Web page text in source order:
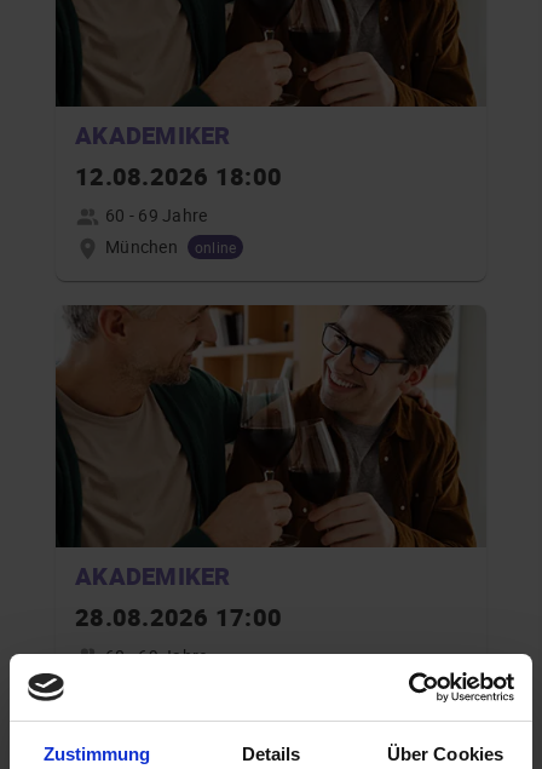
Zustimmung Details Über Cookies
AKADEMIKER
12.08.2026 18:00
60 - 69 Jahre
München
online
AKADEMIKER
28.08.2026 17:00
60 - 69 Jahre